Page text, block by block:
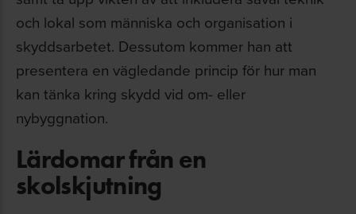
och lokal som människa och organisation i
skyddsarbetet. Dessutom kommer han att
presentera en vägledande princip för hur man
kan tänka kring skydd vid om- eller
nybyggnation.
Lärdomar från en
skolskjutning